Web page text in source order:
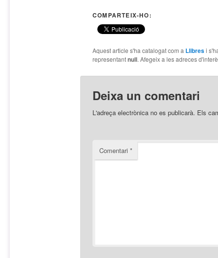
COMPARTEIX-HO:
Aquest article s'ha catalogat com a Llibresi
representantnull. Afegeix a les adreces
Deixa un comentari
L'adreça electrònica no es publicarà. Els
Comentari *